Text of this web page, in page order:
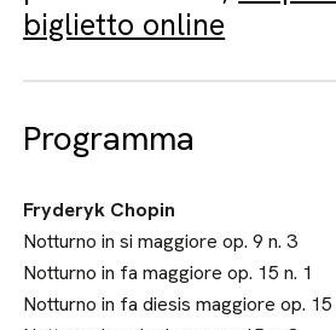
biglietto online
Programma
Fryderyk Chopin
Notturno in si maggiore op. 9 n. 3
Notturno in fa maggiore op. 15 n. 1
Notturno in fa diesis maggiore op. 15